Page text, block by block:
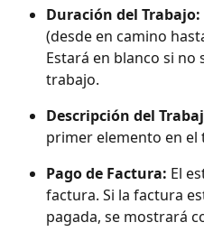
Duración del Trabajo:
(desde en camino
Estará en blanco si
trabajo.
Descripción del
primer elemento en el
Pago de Factura: El
factura. Si la factura
pagada, se mostrará